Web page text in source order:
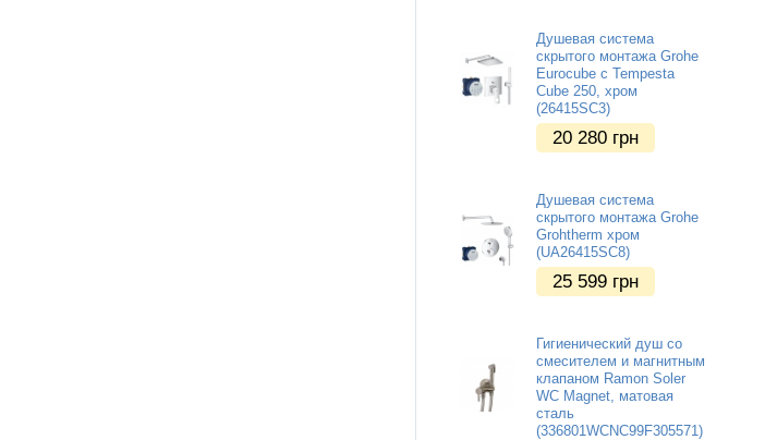
Душевая система
скрытого монтажа Grohe
Eurocube с Tempesta
Cube 250, хром
(26415SC3)
20 280 грн
Душевая система
скрытого монтажа Grohe
Grohtherm хром
(UA26415SC8)
25 599 грн
Гигиенический душ со
смесителем и магнитным
клапаном Ramon Soler
WC Magnet, матовая
сталь
(336801WCNC99F305571)